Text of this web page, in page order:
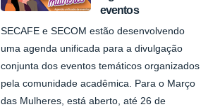
eventos
SECAFE e SECOM estão desenvolvendo
uma agenda unificada para a divulgação
conjunta dos eventos temáticos organizados
pela comunidade acadêmica. Para o Março
das Mulheres, está aberto, até 26 de